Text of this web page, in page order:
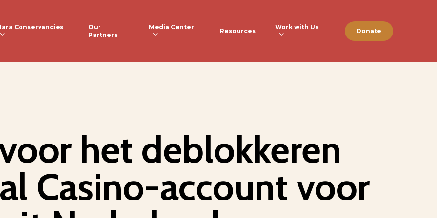
Conservancies
Our
Partners
Media Center
Resources
Work with Us
Donate
het deblokkeren
Casino-account voor